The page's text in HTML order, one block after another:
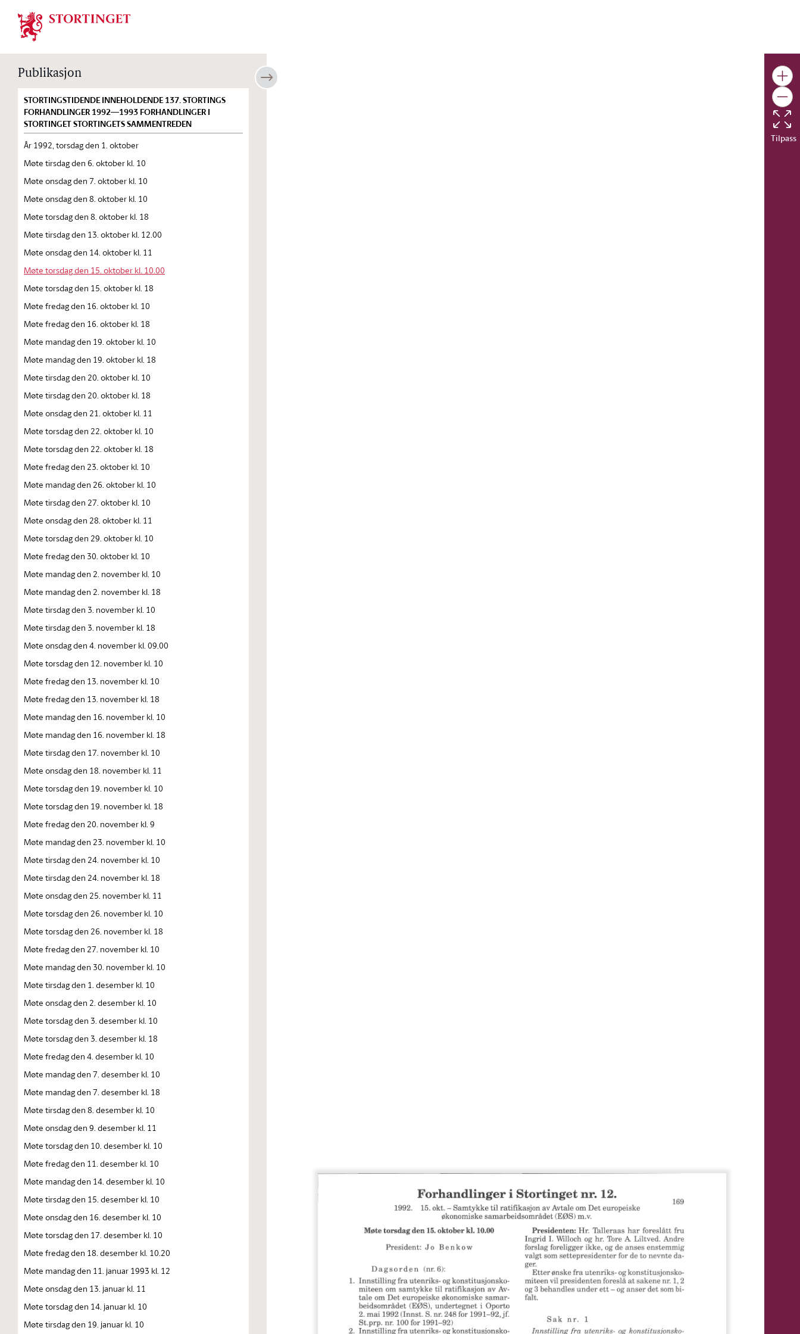
Stortinget.no
Publikasjon
STORTINGSTIDENDE INNEHOLDENDE 137. STORTINGS
FORHANDLINGER 1992—1993 FORHANDLINGER I
STORTINGET STORTINGETS SAMMENTREDEN
År 1992, torsdag den 1. oktober
Møte tirsdag den 6. oktober kl. 10
Møte onsdag den 7. oktober kl. 10
Møte onsdag den 8. oktober kl. 10
Møte torsdag den 8. oktober kl. 18
Møte tirsdag den 13. oktober kl. 12.00
Møte onsdag den 14. oktober kl. 11
Møte torsdag den 15. oktober kl. 10.00
Møte torsdag den 15. oktober kl. 18
Møte fredag den 16. oktober kl. 10
Møte fredag den 16. oktober kl. 18
Møte mandag den 19. oktober kl. 10
Møte mandag den 19. oktober kl. 18
Møte tirsdag den 20. oktober kl. 10
Møte tirsdag den 20. oktober kl. 18
Møte onsdag den 21. oktober kl. 11
Møte torsdag den 22. oktober kl. 10
Møte torsdag den 22. oktober kl. 18
Møte fredag den 23. oktober kl. 10
Møte mandag den 26. oktober kl. 10
Møte tirsdag den 27. oktober kl. 10
Møte onsdag den 28. oktober kl. 11
Møte torsdag den 29. oktober kl. 10
Møte fredag den 30. oktober kl. 10
Møte mandag den 2. november kl. 10
Møte mandag den 2. november kl. 18
Møte tirsdag den 3. november kl. 10
Møte tirsdag den 3. november kl. 18
Møte onsdag den 4. november kl. 09.00
Møte torsdag den 12. november kl. 10
Møte fredag den 13. november kl. 10
Møte fredag den 13. november kl. 18
Møte mandag den 16. november kl. 10
Møte mandag den 16. november kl. 18
Møte tirsdag den 17. november kl. 10
Møte onsdag den 18. november kl. 11
Møte torsdag den 19. november kl. 10
Møte torsdag den 19. november kl. 18
Møte fredag den 20. november kl. 9
Møte mandag den 23. november kl. 10
Møte tirsdag den 24. november kl. 10
Møte tirsdag den 24. november kl. 18
Møte onsdag den 25. november kl. 11
Møte torsdag den 26. november kl. 10
Møte torsdag den 26. november kl. 18
Møte fredag den 27. november kl. 10
Møte mandag den 30. november kl. 10
Møte tirsdag den 1. desember kl. 10
Møte onsdag den 2. desember kl. 10
Møte torsdag den 3. desember kl. 10
Møte torsdag den 3. desember kl. 18
Møte fredag den 4. desember kl. 10
Møte mandag den 7. desember kl. 10
Møte mandag den 7. desember kl. 18
Møte tirsdag den 8. desember kl. 10
Møte onsdag den 9. desember kl. 11
Møte torsdag den 10. desember kl. 10
Møte fredag den 11. desember kl. 10
Møte mandag den 14. desember kl. 10
Møte tirsdag den 15. desember kl. 10
Møte onsdag den 16. desember kl. 10
Møte torsdag den 17. desember kl. 10
Møte fredag den 18. desember kl. 10.20
Møte mandag den 11. januar 1993 kl. 12
Møte onsdag den 13. januar kl. 11
Møte torsdag den 14. januar kl. 10
Møte tirsdag den 19. januar kl. 10